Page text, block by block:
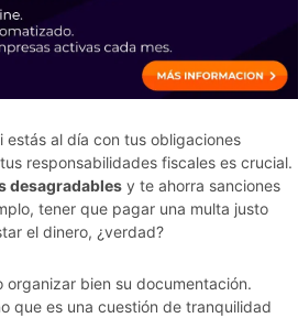
al día con tus obligaciones
responsabilidades fiscales es crucial.
desagradables y te ahorra sanciones
tener que pagar una multa justo
el dinero, ¿verdad?
organizar bien su documentación.
que es una cuestión de tranquilidad